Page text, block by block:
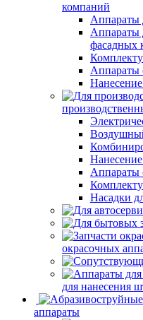
компаний
Аппараты
Аппараты
фасадных
Аппараты
Аппараты
Насадки
окрасочных
для нанесения
аппараты